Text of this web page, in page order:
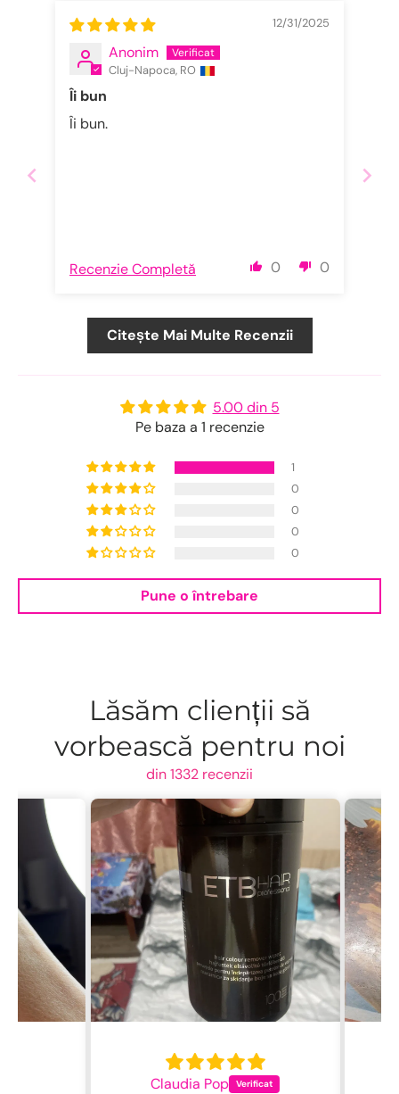
12/31/2025
Anonim
Cluj-Napoca, RO
Îi bun
Îi bun.
0 0
Recenzie Completă
Citește Mai Multe Recenzii
5.00 din 5
Pe baza a 1 recenzie
1
0
0
0
0
Pune o întrebare
Lăsăm clienții să
vorbească pentru noi
din 1332 recenzii
Claudia Pop